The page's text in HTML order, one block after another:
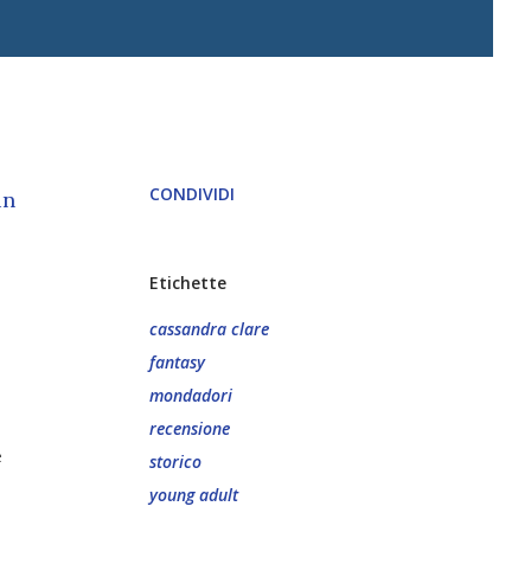
CONDIVIDI
Etichette
cassandra clare
fantasy
mondadori
recensione
storico
young adult